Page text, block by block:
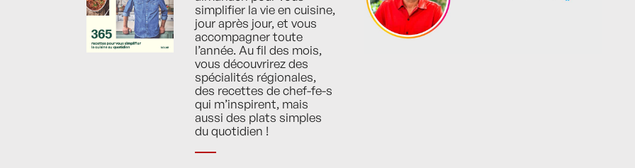
simplifier la vie en cuisine,
jour après jour, et vous
accompagner toute
l’année. Au fil des mois,
vous découvrirez des
spécialités régionales,
des recettes de chef-fe-s
qui m’inspirent, mais
aussi des plats simples
du quotidien !